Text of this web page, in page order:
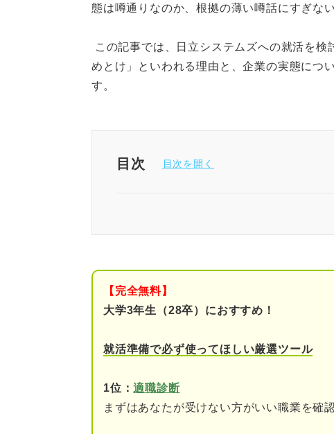
態は噂通りなのか、根拠の薄い噂話にすぎな
この記事では、日立システムズへの就活を
めとけ」といわれる理由と、企業の実態につ
す。
目次
➁福利厚生が良すぎるから
⑤社内コミュニケーション強化
【完全無料】
大学3年生（28卒）におすすめ！
就活準備で必ず使ってほしい厳選ツール
1位：適職診断
まずはあなたが受けない方がいい職業を確